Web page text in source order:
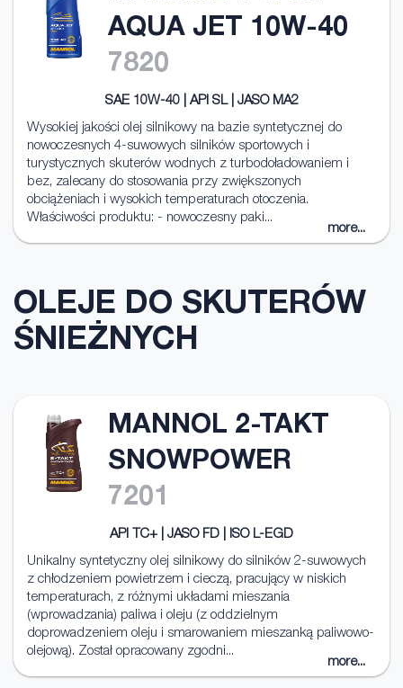
AQUA JET 10W-40
7820
SAE 10W-40 | API SL | JASO MA2
Wysokiej jakości olej silnikowy na bazie syntetycznej do
nowoczesnych 4-suwowych silników sportowych i
turystycznych skuterów wodnych z turbodoładowaniem i
bez, zalecany do stosowania przy zwiększonych
obciążeniach i wysokich temperaturach otoczenia.
Właściwości produktu: - nowoczesny paki...
more...
OLEJE DO SKUTERÓW
ŚNIEŻNYCH
MANNOL 2-TAKT
SNOWPOWER
7201
API TC+ | JASO FD | ISO L-EGD
Unikalny syntetyczny olej silnikowy do silników 2-suwowych
z chłodzeniem powietrzem i cieczą, pracujący w niskich
temperaturach, z różnymi układami mieszania
(wprowadzania) paliwa i oleju (z oddzielnym
doprowadzeniem oleju i smarowaniem mieszanką paliwowo-
olejową). Został opracowany zgodni...
more...